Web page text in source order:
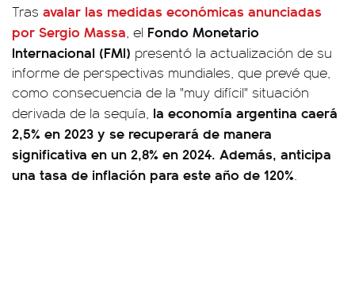
Tras avalar las medidas económicas anunciadas
por Sergio Massa, el Fondo Monetario
Internacional (FMI) presentó la actualización de su
informe de perspectivas mundiales, que prevé que,
como consecuencia de la "muy difícil" situación
derivada de la sequía, la economía argentina caerá
2,5% en 2023 y se recuperará de manera
significativa en un 2,8% en 2024. Además, anticipa
una tasa de inflación para este año de 120%.